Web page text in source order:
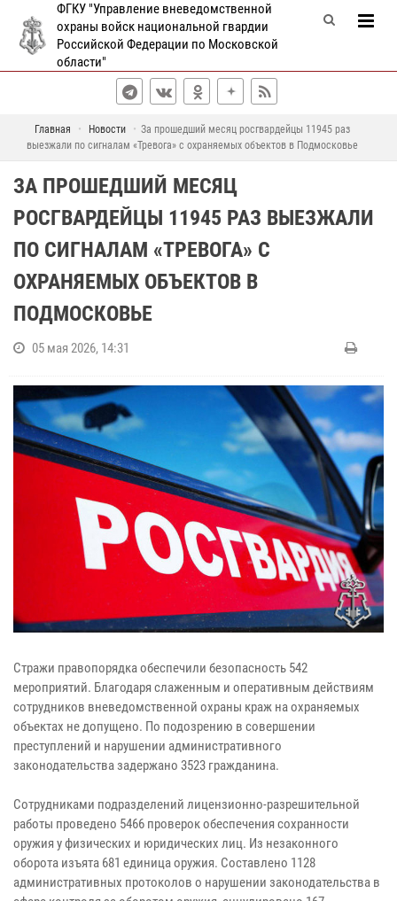
ФГКУ "Управление вневедомственной
охраны войск национальной гвардии
Российской Федерации по Московской
области"
Главная Новости
За прошедший месяц росгвардейцы 11945 раз
выезжали по сигналам «Тревога» с охраняемых объектов в Подмосковье
ЗА ПРОШЕДШИЙ МЕСЯЦ
РОСГВАРДЕЙЦЫ 11945 РАЗ ВЫЕЗЖАЛИ
ПО СИГНАЛАМ «ТРЕВОГА» С
ОХРАНЯЕМЫХ ОБЪЕКТОВ В
ПОДМОСКОВЬЕ
05 мая 2026, 14:31
Стражи правопорядка обеспечили безопасность 542
мероприятий. Благодаря слаженным и оперативным действиям
сотрудников вневедомственной охраны краж на охраняемых
объектах не допущено. По подозрению в совершении
преступлений и нарушении административного
законодательства задержано 3523 гражданина.
Сотрудниками подразделений лицензионно-разрешительной
работы проведено 5466 проверок обеспечения сохранности
оружия у физических и юридических лиц. Из незаконного
оборота изъята 681 единица оружия. Составлено 1128
административных протоколов о нарушении законодательства в